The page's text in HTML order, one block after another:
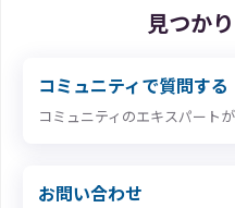
見つか
コミュニティで質問する
コミュニティのエキスパート
お問い合わせ